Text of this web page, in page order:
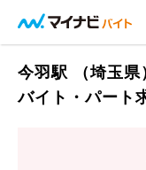
今羽駅 （埼玉県
バイト・パート